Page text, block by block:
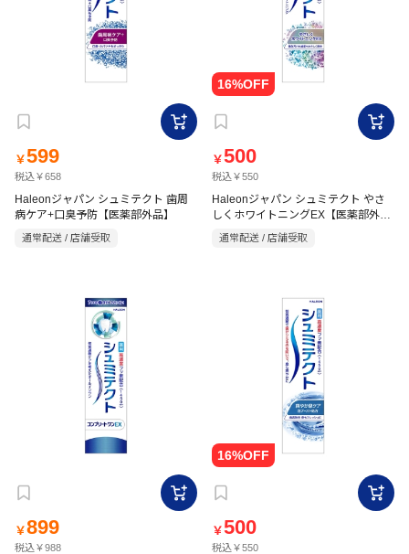
￥599
税込￥658
Haleonジャパン シュミテクト 歯周
病ケア+口臭予防【医薬部外品】
通常配送 / 店舗受取
￥500
税込￥550
Haleonジャパン シュミテクト やさ
しくホワイトニングEX【医薬部外
品】
通常配送 / 店舗受取
￥899
税込￥988
￥500
税込￥550